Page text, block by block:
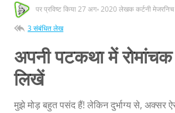
पर प्रविष्ट किया27 अग॰ 2020 लेखक कर्टनी मेजरनिच
3 संबंधित लेख
अपनी पटकथा में
लिखें
मुझे मोड़ बहुत पसंद हैं! लेकिन दुर्भाग्य से, अक्सर